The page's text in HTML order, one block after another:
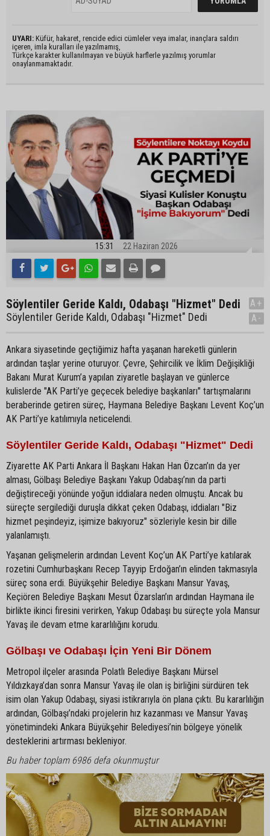
UYARI: Küfür, hakaret, rencide edici cümleler veya imalar, inançlara saldırı
içeren, imla kuralları ile yazılmamış,
Türkçe karakter kullanılmayan ve büyük harflerle yazılmış yorumlar
onaylanmamaktadır.
15:31 22 Haziran 2026
Söylentiler Geride Kaldı, Odabaşı "Hizmet" Dedi
Söylentiler Geride Kaldı, Odabaşı "Hizmet" Dedi
A+
A-
Ankara siyasetinde geçtiğimiz hafta yaşanan hareketli günlerin
ardından taşlar yerine oturuyor. Çevre, Şehircilik ve İklim Değişikliği
Bakanı Murat Kurum’a yapılan ziyaretle başlayan ve günlerce
kulislerde "AK Parti’ye geçecek belediye başkanları" tartışmalarını
beraberinde getiren süreç, Haymana Belediye Başkanı Levent Koç’un
AK Parti’ye katılımıyla neticelendi.
Söylentiler Geride Kaldı, Odabaşı "Hizmet" Dedi
Ziyarette AK Parti Ankara İl Başkanı Hakan Han Özcan’ın da yer
alması, Gölbaşı Belediye Başkanı Yakup Odabaşı’nın da parti
değiştireceği yönünde yoğun iddialara neden olmuştu. Ancak bu
süreçte sergilediği duruşla dikkat çeken Odabaşı, iddiaları "Biz
hizmet peşindeyiz, işimize bakıyoruz" sözleriyle kesin bir dille
yalanlamıştı.
Yaşanan gelişmelerin ardından Levent Koç’un AK Parti’ye katılarak
rozetini Cumhurbaşkanı Recep Tayyip Erdoğan’ın elinden takmasıyla
süreç sona erdi. Büyükşehir Belediye Başkanı Mansur Yavaş,
Keçiören Belediye Başkanı Mesut Özarslan’ın ardından Haymana ile
birlikte ikinci firesini verirken, Yakup Odabaşı bu süreçte yola Mansur
Yavaş ile devam etme kararlılığını korudu.
Gölbaşı ve Odabaşı İçin Yeni Bir Dönem
Metropol ilçeler arasında Polatlı Belediye Başkanı Mürsel
Yıldızkaya’dan sonra Mansur Yavaş ile olan iş birliğini sürdüren tek
isim olan Yakup Odabaşı, siyasi istikrarıyla ön plana çıktı. Bu kararlılığın
ardından, Gölbaşı’ndaki projelerin hız kazanması ve Mansur Yavaş
yönetimindeki Ankara Büyükşehir Belediyesi’nin bölgeye yönelik
desteklerini artırması bekleniyor.
Bu haber toplam 6986 defa okunmuştur